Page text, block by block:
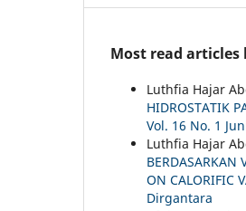
Most read
Luthfia Hajar
HIDROSTATIK
Vol. 16 No. 1
Luthfia Hajar
BERDASARKAN
ON CALORIFIC
Dirgantara